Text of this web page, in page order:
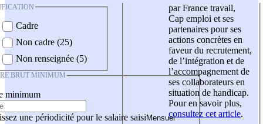
Cadre
Non cadre (25)
Non renseignée (5)
BRUT MINIMUM
minimum
une périodicité pour le salaire saisi
par France travail,
Cap emploi et ses
partenaires pour ses
actions concrètes en
faveur du recrutement,
de l’intégration et de
l’accompagnement de
ses collaborateurs en
situation de handicap.
Pour en savoir plus,
consultez cet article.